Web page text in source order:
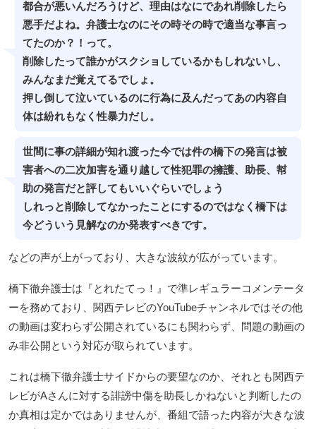
都合が悪いんだろうけど、理由はなにであれ削除したら
悪手だよね。弁護士なのにその時その時で適当な事言っ
てたのか？！って。
削除したって誰かがスクショしているかもしれないし、
みんなまだ覚えてるでしょ。
押し倒して泣いているのに行為に及んだってあの内容自
体は紛れもなく性暴力だし。
世間に事の詳細が知れ渡った今では件の橋下の発言は被
害者への二次加害を通り越して性犯罪の擁護、助長、幇
助の発言だと評してもいいぐらいでしょう
しれっと削除してなかったことにするのではなく橋下は
今どういう見解なのか発表すべきです。
などの声が上がっており、大きな波紋が広がっています。
橋下徹弁護士は『とれたてっ！』で準レギュラーコメンテータ
ーを務めており、関西テレビのYouTubeチャンネルではその他
の動画は変わらず公開されているにも関わらず、問題の動画の
み非公開という対応が取られています。
これは橋下徹弁護士サイドからの要望なのか、それとも関西テ
レビがAさんに対する誹謗中傷を助長しかねないと判断したの
か真相は定かではありませんが、番組で語った内容が大きな波